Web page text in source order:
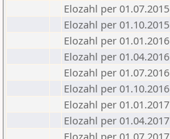
Elozahl per 01.07.2015
Elozahl per 01.10.2015
Elozahl per 01.01.2016
Elozahl per 01.04.2016
Elozahl per 01.07.2016
Elozahl per 01.10.2016
Elozahl per 01.01.2017
Elozahl per 01.04.2017
Elozahl per 01.07.2017